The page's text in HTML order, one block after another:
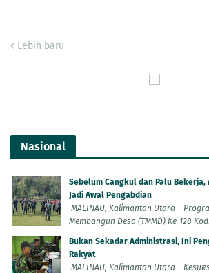
Lebih baru
Nasional
Sebelum Cangkul dan Palu Bekerja,
Jadi Awal Pengabdian
MALINAU, Kalimantan Utara –
Membangun Desa (TMMD) Ke-128
Bukan Sekadar Administrasi, Ini
Rakyat
MALINAU, Kalimantan Utara –